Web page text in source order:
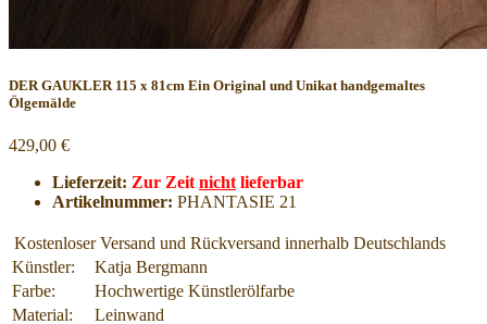
DER GAUKLER 115 x 81cm Ein Original und Unikat handgemaltes
Ölgemälde
429,00 €
Lieferzeit: Zur Zeit nicht lieferbar
Artikelnummer: PHANTASIE 21
Kostenloser Versand und Rückversand innerhalb Deutschlands
Künstler:
Katja Bergmann
Farbe:
Hochwertige Künstlerölfarbe
Material:
Leinwand